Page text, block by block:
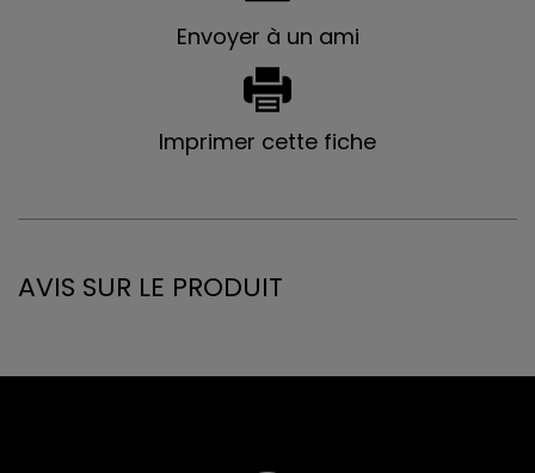
Envoyer à un ami
Imprimer cette fiche
AVIS SUR LE PRODUIT